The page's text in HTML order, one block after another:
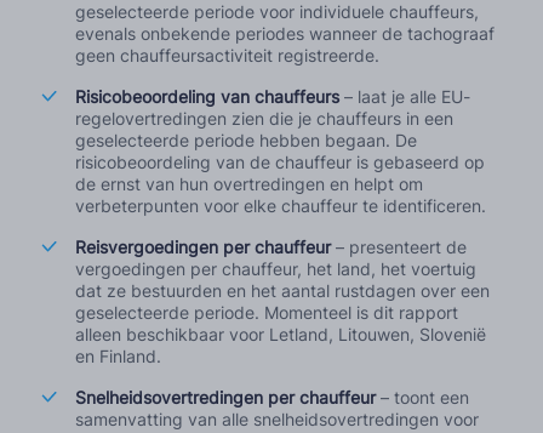
geselecteerde periode voor individuele chauffeurs,
evenals onbekende periodes wanneer de tachograaf
geen chauffeursactiviteit registreerde.
Risicobeoordeling van chauffeurs – laat je alle EU-
regelovertredingen zien die je chauffeurs in een
geselecteerde periode hebben begaan. De
risicobeoordeling van de chauffeur is gebaseerd op
de ernst van hun overtredingen en helpt om
verbeterpunten voor elke chauffeur te identificeren.
Reisvergoedingen per chauffeur– presenteert de
vergoedingen per chauffeur, het land, het voertuig
dat ze bestuurden en het aantal rustdagen over een
geselecteerde periode. Momenteel is dit rapport
alleen beschikbaar voor Letland, Litouwen, Slovenië
en Finland.
Snelheidsovertredingen per chauffeur– toont een
samenvatting van alle snelheidsovertredingen voor